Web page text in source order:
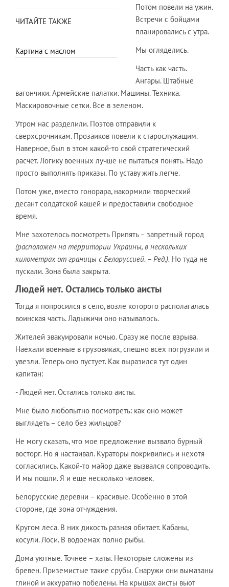
ЧИТАЙТЕ ТАКЖЕ
Картина с маслом
Потом повели на ужин.
Встречи с бойцами
планировались с утра.
Мы огляделись.
Часть как часть.
Ангары. Штабные
вагончики. Армейские палатки. Машины. Техника.
Маскировочные сетки. Все в зеленом.
Утром нас разделили. Поэтов отправили к
сверхсрочникам. Прозаиков повели к старослужащим.
Наверное, был в этом какой-то свой стратегический
расчет. Логику военных лучше не пытаться понять. Надо
просто выполнять приказы. По уставу жить легче.
Потом уже, вместо гонорара, накормили творческий
десант солдатской кашей и предоставили свободное
время.
Мне захотелось посмотреть Припять – запретный город
(расположен на территории Украины, в нескольких
километрах от границы с Белоруссией. – Ред.). Но туда не
пускали. Зона была закрыта.
Людей нет. Остались только аисты
Тогда я попросился в село, возле которого располагалась
воинская часть. Ладыжичи оно называлось.
Жителей эвакуировали ночью. Сразу же после взрыва.
Наехали военные в грузовиках, спешно всех погрузили и
увезли. Теперь оно пустует. Как выразился тут один
капитан:
- Людей нет. Остались только аисты.
Мне было любопытно посмотреть: как оно может
выглядеть – село без жильцов?
Не могу сказать, что мое предложение вызвало бурный
восторг. Но я настаивал. Кураторы покривились и нехотя
согласились. Какой-то майор даже вызвался сопроводить.
И мы пошли. Я и еще несколько человек.
Белорусские деревни – красивые. Особенно в этой
стороне, где зона отчуждения.
Кругом леса. В них дикость разная обитает. Кабаны,
косули. Лоси. В водоемах полно рыбы.
Дома уютные. Точнее – хаты. Некоторые сложены из
бревен. Приземистые такие срубы. Снаружи они вымазаны
глиной и аккуратно побелены. На крышах аисты вьют